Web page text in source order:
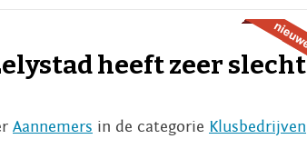
heeft zeer slecht
Aannemers in de categorie Klusbedrijven